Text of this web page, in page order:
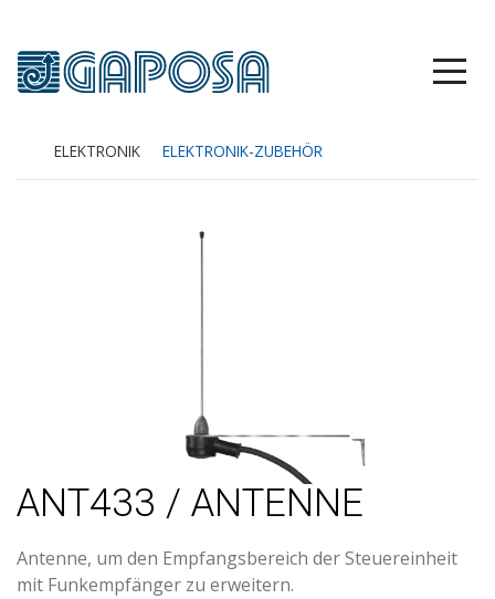
ELEKTRONIK ELEKTRONIK-ZUBEHÖR
ANT433 / ANTENNE
Antenne, um den Empfangsbereich der Steuereinheit
mit Funkempfänger zu erweitern.